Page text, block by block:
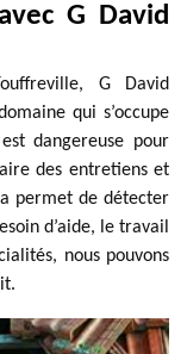
G David
G David
qui s’occupe
dangereuse pour
des entretiens et
permet de détecter
d’aide, le travail
nous pouvons